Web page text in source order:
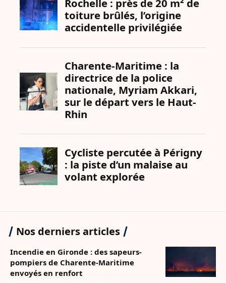
Nos derniers articles
Incendie en Gironde : des sapeurs-
pompiers de Charente-Maritime
envoyés en renfort